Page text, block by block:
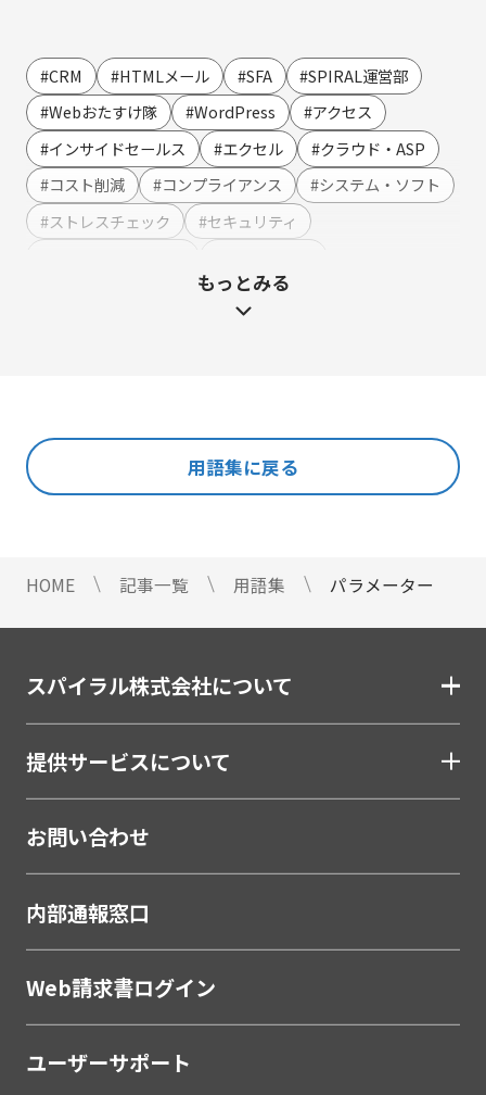
LINE連携
SMS連携
Webイベント（ウェビナー）オンライン受付管理
アンケート作成
セミナー・イベント管理
マーケティング運営支援
人事・総務・経理・IR
ストレスチェックサービス
安否確認サービス
給与明細電子化
金融（銀行・信用金庫・信用組合・JAバンク・保
割賦・クレジット申込電子化
相談会・来店予約システム
学校・教育機関
メーカー・製造
販売代理店営業支援システム
#CRM #HTMLメール #SFA
#SPIRAL運営部
#Webおたすけ隊
#WordPress
#アクセス
#インサイドセールス
#エクセル
#クラウド・ASP
#コスト削減
#コンプライアンス
#システム・ソフト
#ストレスチェック
#セキュリティ
#メーカー
#メリット・デメリット
#料金・費用
#業務効率化 #機能・仕組み
#法令
#総務 #連携
もっとみる
用語集に戻る
HOME 記事一覧 用語集 パラメーター
スパイラル株式会社について
提供サービスについて
お問い合わせ
内部通報窓口
Web請求書ログイン
ユーザーサポート